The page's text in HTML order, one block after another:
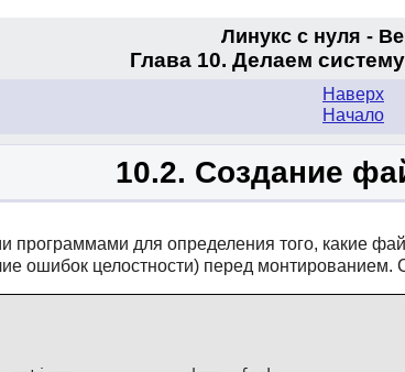
Линукс с нуля -
Глава 10. Делаем
Наверх
Начало
10.2. Создание
программами для определения того, какие
ошибок целостности) перед